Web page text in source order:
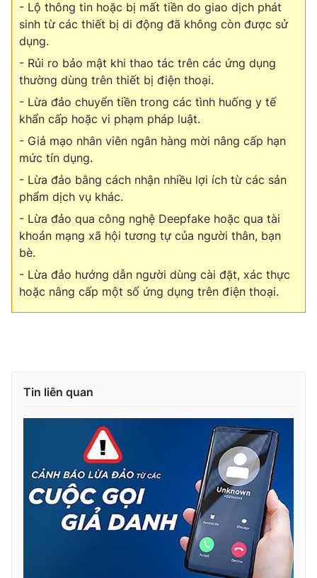
- Lộ thông tin hoặc bị mất tiền do giao dịch phát
sinh từ các thiết bị di động đã không còn được sử
dụng.
- Rủi ro bảo mật khi thao tác trên các ứng dụng
thường dùng trên thiết bị điện thoại.
- Lừa đảo chuyển tiền trong các tình huống y tế
khẩn cấp hoặc vi phạm pháp luật.
- Giả mạo nhân viên ngân hàng mời nâng cấp hạn
mức tín dụng.
- Lừa đảo bằng cách nhận nhiều lợi ích từ các sản
phẩm dịch vụ khác.
- Lừa đảo qua công nghệ Deepfake hoặc qua tài
khoản mạng xã hội tương tự của người thân, bạn
bè.
- Lừa đảo hướng dẫn người dùng cài đặt, xác thực
hoặc nâng cấp một số ứng dụng trên điện thoại.
Tin liên quan